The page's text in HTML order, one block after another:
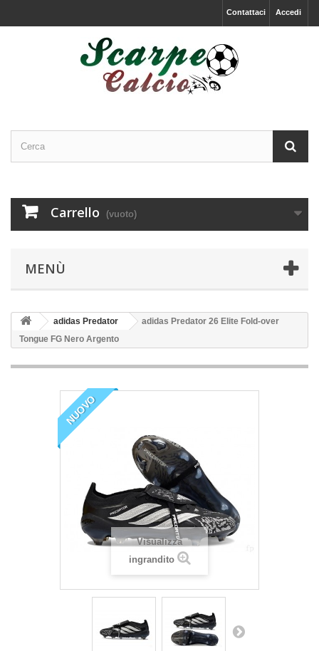
Accedi
Contattaci
Carrello (vuoto)
MENÙ
adidas Predator
adidas Predator 26 Elite Fold-over
Tongue FG Nero Argento
NUOVO
Visualizza
ingrandito